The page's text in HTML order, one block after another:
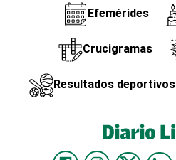
Efemérides
Crucigramas
Resultados deportivos